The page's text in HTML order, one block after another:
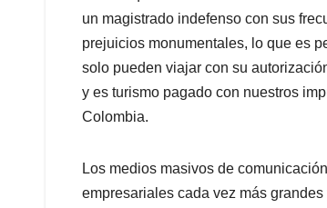
un magistrado indefenso con sus
prejuicios monumentales, lo que es
solo pueden viajar con su
y es turismo pagado con nuestros
Colombia.
Los medios masivos de
empresariales cada vez más